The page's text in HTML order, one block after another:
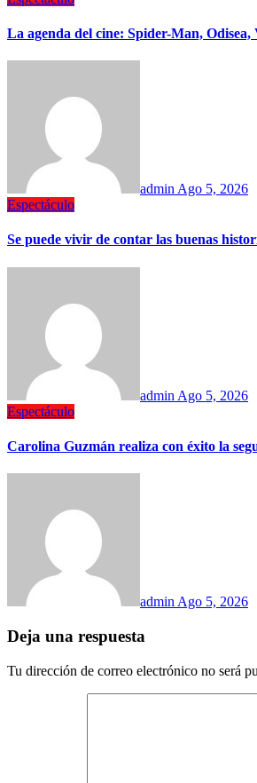
La agenda del cine: Spider-Man,
admin Ago 5, 2026
Espectáculo
Se puede vivir de contar las buenas
admin Ago 5, 2026
Espectáculo
Carolina Guzmán realiza con éxito la
admin Ago 5, 2026
Deja una respuesta
Tu dirección de correo electrónico no será